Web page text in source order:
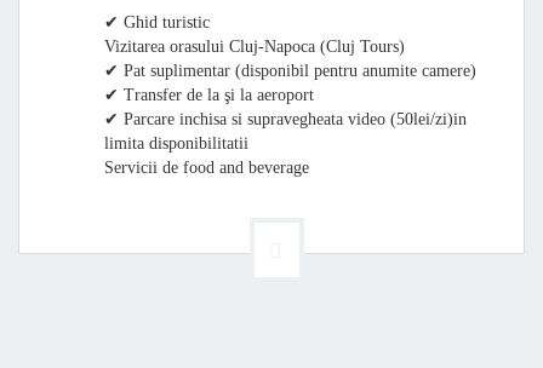
✔ Ghid turistic
Vizitarea orasului Cluj-Napoca (Cluj Tours)
✔ Pat suplimentar (disponibil pentru anumite camere)
✔ Transfer de la şi la aeroport
✔ Parcare inchisa si supravegheata video (50lei/zi)in
limita disponibilitatii
Servicii de food and beverage